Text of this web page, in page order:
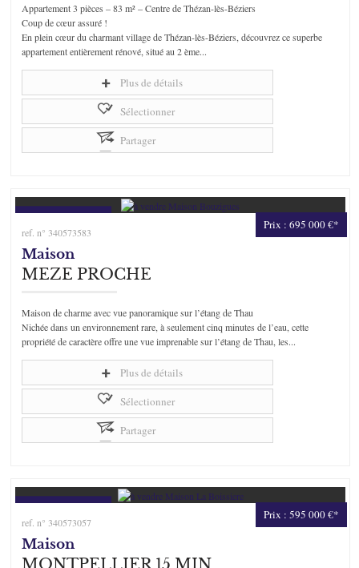
Appartement 3 pièces – 83 m² – Centre de Thézan-lès-Béziers
Coup de cœur assuré !
En plein cœur du charmant village de Thézan-lès-Béziers, découvrez ce superbe
appartement entièrement rénové, situé au 2 ème...
Plus de détails
Sélectionner
Partager
Prix : 695 000 €*
ref. n° 340573583
Maison
MEZE PROCHE
Maison de charme avec vue panoramique sur l’étang de Thau
Nichée dans un environnement rare, à seulement cinq minutes de l’eau, cette
propriété de caractère offre une vue imprenable sur l’étang de Thau, les...
Plus de détails
Sélectionner
Partager
Prix : 595 000 €*
ref. n° 340573057
Maison